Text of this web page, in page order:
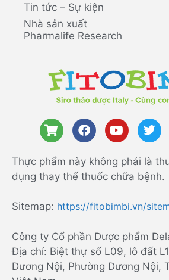
Tin tức – Sự kiện
Nhà sản xuất
Pharmalife Research
Thực phẩm này không phải là
dụng thay thế thuốc chữa bệnh.
Sitemap: https://fitobimbi.vn/
Công ty Cổ phần Dược phẩm
Địa chỉ: Biệt thự số L09, lô đất
Dương Nội, Phường Dương Nội,